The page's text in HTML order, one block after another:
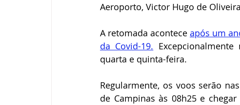
Aeroporto, Victor Hugo de
A retomada acontece após um
da Covid-19.
quarta e quinta-feira.
Regularmente, os voos serão
de Campinas às 08h25 e